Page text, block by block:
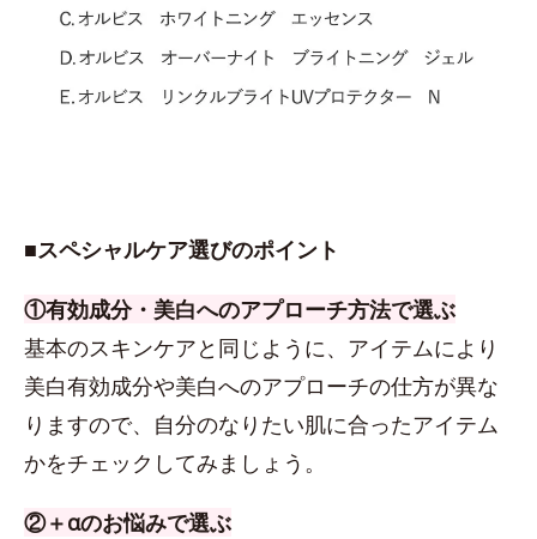
■スペシャルケア選びのポイント
①有効成分・美白へのアプローチ方法で選ぶ
基本のスキンケアと同じように、アイテムにより
美白有効成分や美白へのアプローチの仕方が異な
りますので、自分のなりたい肌に合ったアイテム
かをチェックしてみましょう。
②＋αのお悩みで選ぶ